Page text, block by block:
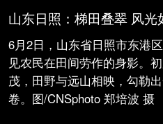
山东日照：梯田叠翠 风光
6月2日，山东省日照市东港
见农民在田间劳作的身影。
茂，田野与远山相映，勾勒
卷。图/CNSphoto 郑培波 摄